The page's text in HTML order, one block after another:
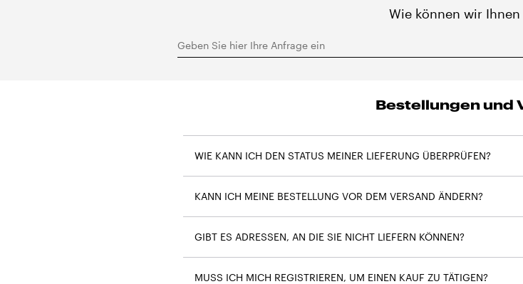
Wie können wir Ihnen
Geben Sie hier Ihre Anfrage ein
Bestellungen und
WIE KANN ICH DEN STATUS MEINER LIEFERUNG ÜBERPRÜFEN?
KANN ICH MEINE BESTELLUNG VOR DEM VERSAND ÄNDERN?
GIBT ES ADRESSEN, AN DIE SIE NICHT LIEFERN KÖNNEN?
MUSS ICH MICH REGISTRIEREN, UM EINEN KAUF ZU TÄTIGEN?